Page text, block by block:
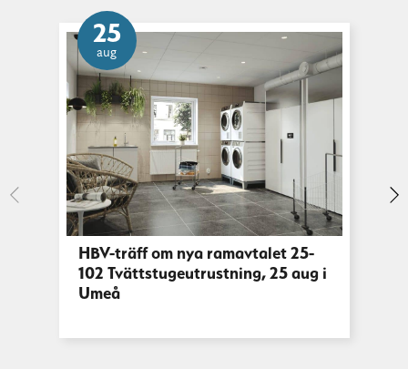
25
aug
HBV-träff om nya ramavtalet 25-
102 Tvättstugeutrustning, 25 aug i
Umeå